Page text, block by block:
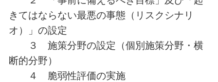
きてはならない最悪の事態（リスクシナリ
オ）」の設定
３ 施策分野の設定（個別施策分野・横
断的分野）
４ 脆弱性評価の実施